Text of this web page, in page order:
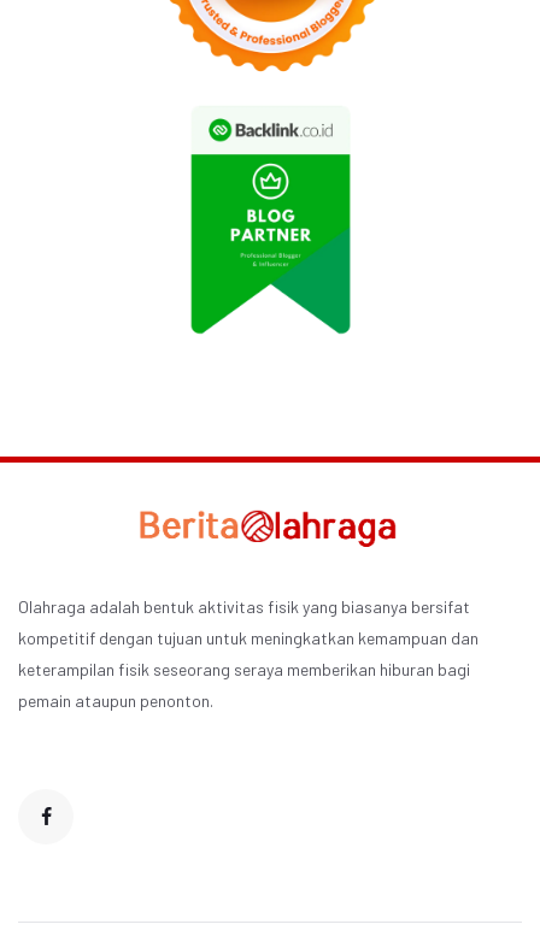
Olahraga adalah bentuk aktivitas fisik yang biasanya bersifat
kompetitif dengan tujuan untuk meningkatkan kemampuan dan
keterampilan fisik seseorang seraya memberikan hiburan bagi
pemain ataupun penonton.